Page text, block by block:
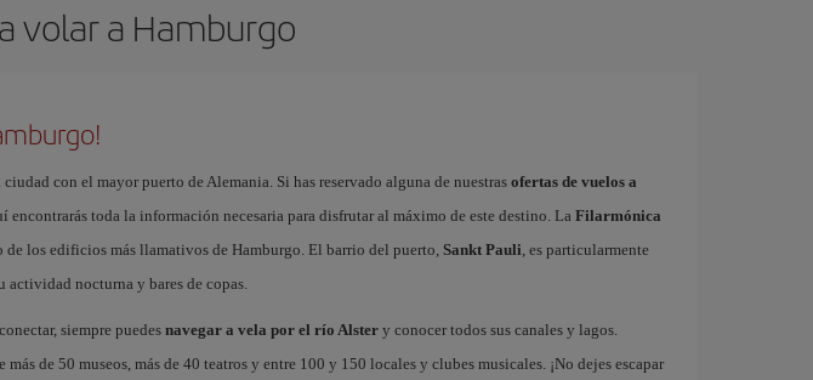
volar a Hamburgo
con el mayor puerto de Alemania. Si has reservado alguna de nuestras ofertas de vuelos a
encontrarás toda la información necesaria para disfrutar al máximo de este destino. La Filarmónica
de los edificios más llamativos de Hamburgo. El barrio del puerto,Sankt Pauli, es particularmente
actividad nocturna y bares de copas.
siempre puedes navegar a vela por el río Alstery conocer todos sus canales y lagos.
más de 50 museos, más de 40 teatros y entre 100 y 150 locales y clubes musicales. ¡No dejes escapar